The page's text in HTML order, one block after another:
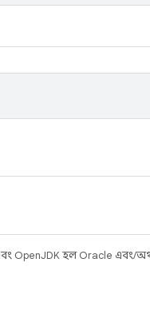
OpenJDK হল Oracle এবং/